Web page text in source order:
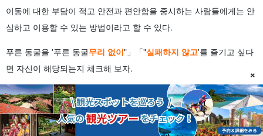
이동에 대한 부담이 적고 안전과 편안함을 중시하는 사람들에게는 안
심하고 이용할 수 있는 방법이라고 할 수 있다.
푸른 동굴을 '푸른 동굴무리 없이"」「"실패하지 않고'를 즐기고 싶다
면 자신이 해당되는지 체크해 보자.
보트 엔트리가 적합한 사람은 이런 사람입니다.
×